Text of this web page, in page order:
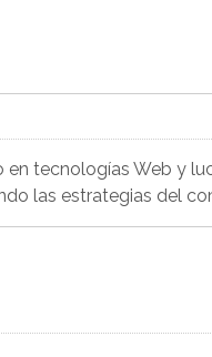
tecnologías Web y
las estrategias del